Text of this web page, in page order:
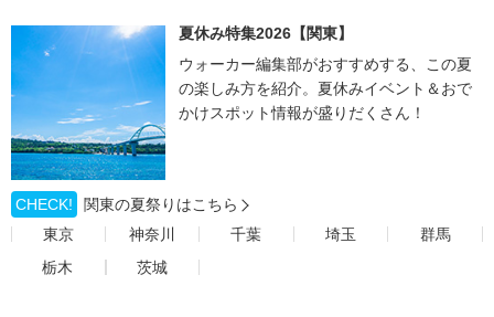
夏休み特集2026【関東】
ウォーカー編集部がおすすめする、この夏
の楽しみ方を紹介。夏休みイベント＆おで
かけスポット情報が盛りだくさん！
CHECK!
関東の夏祭りはこちら
東京
神奈川 千葉 埼玉
群馬
栃木
茨城